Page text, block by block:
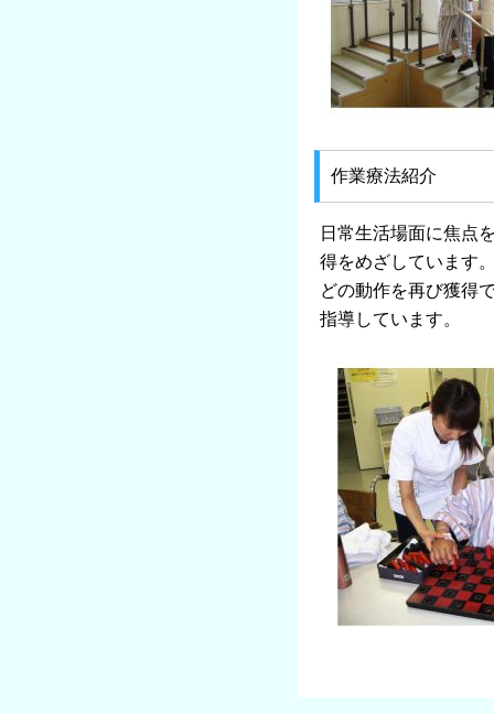
作業療法紹介
日常生活場面に焦点
得をめざしています
どの動作を再び獲得
指導しています。